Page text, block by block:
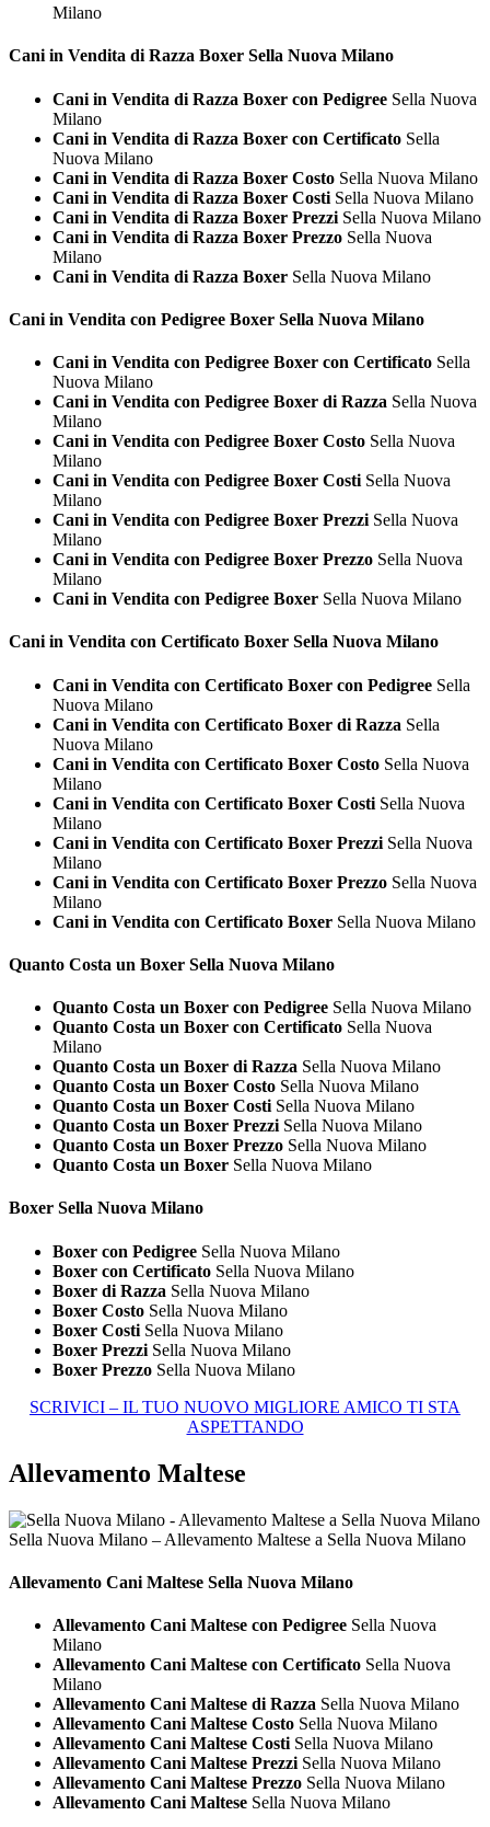
Milano
Cani in Vendita di Razza Boxer Sella Nuova Milano
Cani in Vendita di Razza Boxer con Pedigree Sella Nuova
Milano
Cani in Vendita di Razza Boxer con Certificato Sella
Nuova Milano
Cani in Vendita di Razza Boxer Costo Sella Nuova Milano
Cani in Vendita di Razza Boxer Costi Sella Nuova Milano
Cani in Vendita di Razza Boxer Prezzi Sella Nuova Milano
Cani in Vendita di Razza Boxer Prezzo Sella Nuova
Milano
Cani in Vendita di Razza Boxer Sella Nuova Milano
Cani in Vendita con Pedigree Boxer Sella Nuova Milano
Cani in Vendita con Pedigree Boxer con Certificato Sella
Nuova Milano
Cani in Vendita con Pedigree Boxer di Razza Sella Nuova
Milano
Cani in Vendita con Pedigree Boxer Costo Sella Nuova
Milano
Cani in Vendita con Pedigree Boxer Costi Sella Nuova
Milano
Cani in Vendita con Pedigree Boxer Prezzi Sella Nuova
Milano
Cani in Vendita con Pedigree Boxer Prezzo Sella Nuova
Milano
Cani in Vendita con Pedigree Boxer Sella Nuova Milano
Cani in Vendita con Certificato Boxer Sella Nuova Milano
Cani in Vendita con Certificato Boxer con Pedigree Sella
Nuova Milano
Cani in Vendita con Certificato Boxer di Razza Sella
Nuova Milano
Cani in Vendita con Certificato Boxer Costo Sella Nuova
Milano
Cani in Vendita con Certificato Boxer Costi Sella Nuova
Milano
Cani in Vendita con Certificato Boxer Prezzi Sella Nuova
Milano
Cani in Vendita con Certificato Boxer Prezzo Sella Nuova
Milano
Cani in Vendita con Certificato Boxer Sella Nuova Milano
Quanto Costa un Boxer Sella Nuova Milano
Quanto Costa un Boxer con Pedigree Sella Nuova Milano
Quanto Costa un Boxer con Certificato Sella Nuova
Milano
Quanto Costa un Boxer di Razza Sella Nuova Milano
Quanto Costa un Boxer Costo Sella Nuova Milano
Quanto Costa un Boxer Costi Sella Nuova Milano
Quanto Costa un Boxer Prezzi Sella Nuova Milano
Quanto Costa un Boxer Prezzo Sella Nuova Milano
Quanto Costa un Boxer Sella Nuova Milano
Boxer Sella Nuova Milano
Boxer con Pedigree Sella Nuova Milano
Boxer con Certificato Sella Nuova Milano
Boxer di Razza Sella Nuova Milano
Boxer Costo Sella Nuova Milano
Boxer Costi Sella Nuova Milano
Boxer Prezzi Sella Nuova Milano
Boxer Prezzo Sella Nuova Milano
SCRIVICI – IL TUO NUOVO MIGLIORE AMICO TI STA
ASPETTANDO
Allevamento Maltese
Sella Nuova Milano – Allevamento Maltese a Sella Nuova Milano
Allevamento Cani Maltese Sella Nuova Milano
Allevamento Cani Maltese con Pedigree Sella Nuova
Milano
Allevamento Cani Maltese con Certificato Sella Nuova
Milano
Allevamento Cani Maltese di Razza Sella Nuova Milano
Allevamento Cani Maltese Costo Sella Nuova Milano
Allevamento Cani Maltese Costi Sella Nuova Milano
Allevamento Cani Maltese Prezzi Sella Nuova Milano
Allevamento Cani Maltese Prezzo Sella Nuova Milano
Allevamento Cani Maltese Sella Nuova Milano